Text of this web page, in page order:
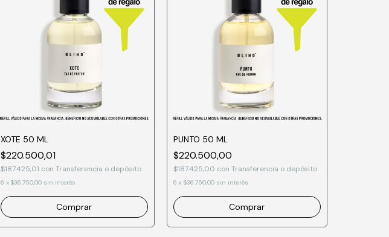
XOTE 50 ML
$220.500,01
$187.425,01 con Transferencia o depósito
6 x $36.750,00 sin interés
Comprar
PUNTO 50 ML
$220.500,00
$187.425,00 con Transferencia o depósito
6 x $36.750,00 sin interés
Comprar